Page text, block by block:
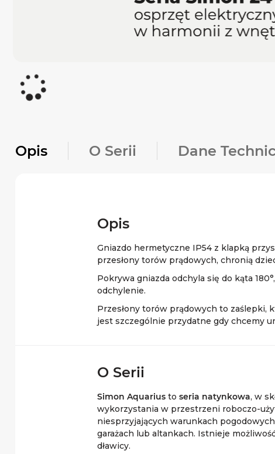
Opis O Serii Dane
Opis
Gniazdo hermetyczne IP54 z klapką
przesłony torów prądowych, chronią
Pokrywa gniazda odchyla się do kąta
odchylenie.
Przesłony torów prądowych to zaślepki,
jest szczególnie przydatne gdy chcemy
O Serii
Simon Aquarius to seria natynkowa, w
wykorzystania w przestrzeni roboczo-
niesprzyjających warunkach
garażach lub altankach. Istnieje
dławicy.